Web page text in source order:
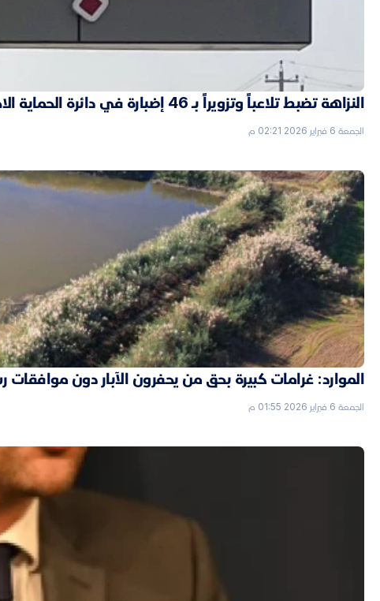
النزاهة تضبط تلاعباً وتزويراً بـ 46 إضبارة في دائرة الحماية الاجتماعية بالأنبار
الجمعة 6 فبراير 2026 02:21 م
الموارد: غرامات كبيرة بحق من يحفرون الآبار دون موافقات
الجمعة 6 فبراير 2026 01:55 م